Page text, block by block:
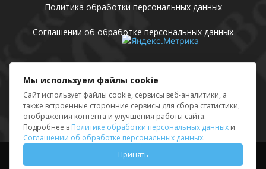
Политика обработки персональных данных
Соглашении об обработке персональных данных
Присоединяйтесь
Выходные данные
Мы используем файлы cookie
Сайт использует файлы cookie, сервисы веб-аналитики, а
также встроенные сторонние сервисы для сбора статистики,
отображения контента и улучшения работы сайта.
Подробнее в Политике обработки персональных данных и
Соглашении об обработке персональных данных.
Принять